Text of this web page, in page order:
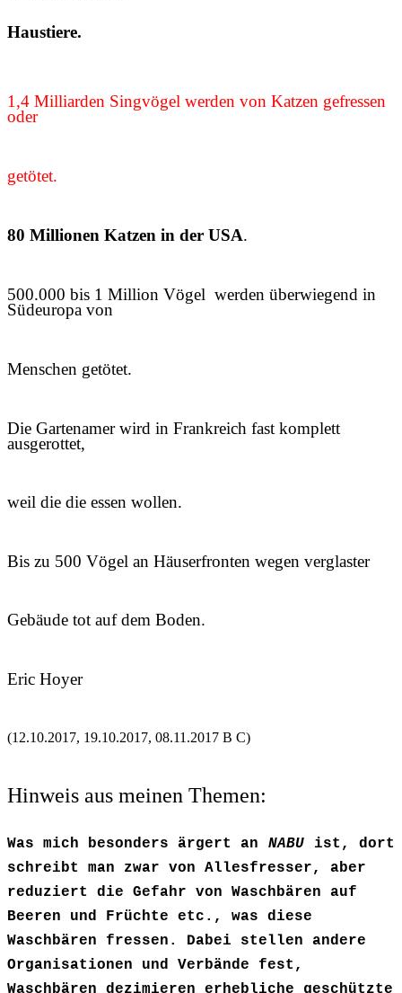
Haustiere.
1,4 Milliarden Singvögel werden von Katzen gefressen
oder
getötet.
80 Millionen Katzen in der USA.
500.000 bis 1 Million Vögel werden überwiegend in
Südeuropa von
Menschen getötet.
Die Gartenamer wird in Frankreich fast komplett
ausgerottet,
weil die die essen wollen.
Bis zu 500 Vögel an Häuserfronten wegen verglaster
Gebäude tot auf dem Boden.
Eric Hoyer
(12.10.2017, 19.10.2017, 08.11.2017 B C)
Hinweis aus meinen Themen:
Was mich besonders ärgert an NABU
ist, dort
schreibt man zwar von Allesfresser, aber
reduziert die Gefahr von Waschbären auf
Beeren und Früchte etc., was diese
Waschbären fressen. Dabei stellen andere
Organisationen und Verbände fest,
Waschbären dezimieren erhebliche geschützte